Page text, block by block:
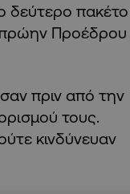
δεύτερο πακέτο
πρώην Προέδρου
πριν από την
τους.
κινδύνευαν